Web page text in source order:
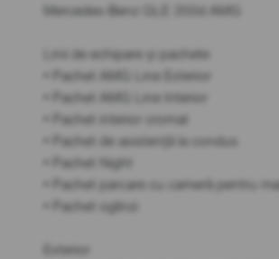
Mercedes-Benz GLE 350d AMG
Linii de echipare și pachete
• Pachet AMG Line Exterior
• Pachet AMG Line Interior
• Pachet interior cromat
• Pachet de asistență la condus
• Pachet Night
• Pachet parcare cu cameră pentru
• Pachet oglinzi
Exterior